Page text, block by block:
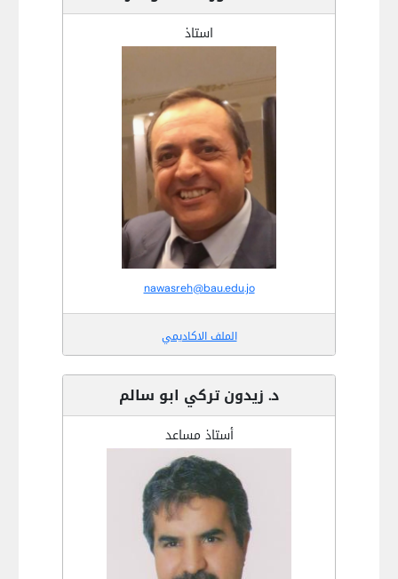
استاذ
nawasreh@bau.edu.jo
الملف الاكاديمي
د. زيدون تركي ابو سالم
أستاذ مساعد